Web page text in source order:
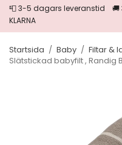
📮 3-5 dagars leveranstid
KLARNA
Startsida / Baby / Filtar &
Slätstickad babyfilt , Randig